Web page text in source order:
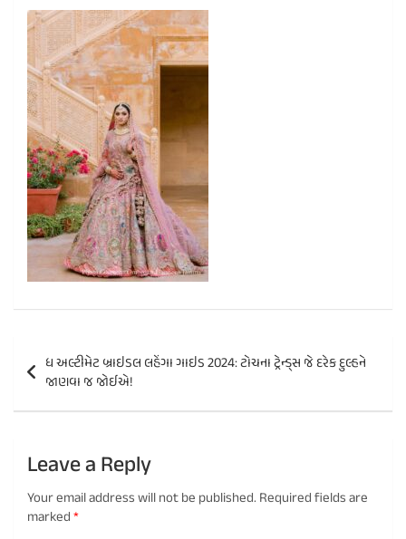
Post
navigation
ધ અલ્ટીમેટ બ્રાઇડલ લહેંગા ગાઇડ 2024: ટોચના ટ્રેન્ડ્સ જે દરેક દુલ્હને
જાણવા જ જોઈએ!
Leave a Reply
Your email address will not be published. Required fields are
marked*